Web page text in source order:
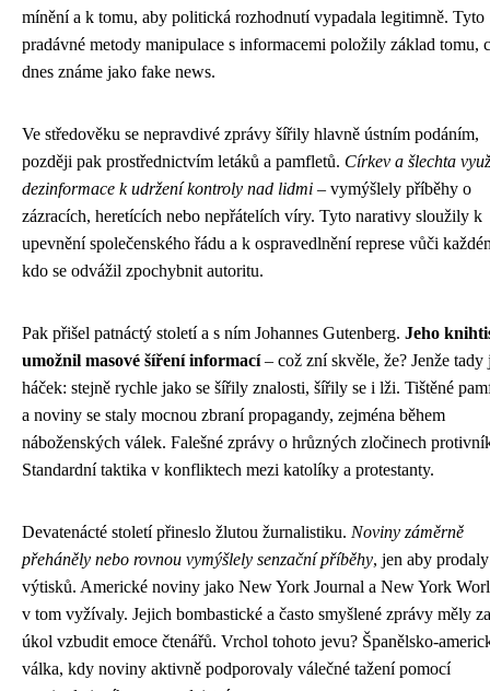
mínění a k tomu, aby politická rozhodnutí vypadala legitimně. Tyto
pradávné metody manipulace s informacemi položily základ tomu,
dnes známe jako fake news.
Ve středověku se nepravdivé zprávy šířily hlavně ústním podáním,
později pak prostřednictvím letáků a pamfletů. Církev a šlechta
dezinformace k udržení kontroly nad lidmi – vymýšlely příběhy o
zázracích, heretících nebo nepřátelích víry. Tyto narativy sloužily k
upevnění společenského řádu a k ospravedlnění represe vůči
kdo se odvážil zpochybnit autoritu.
Pak přišel patnáctý století a s ním Johannes Gutenberg. Jeho
umožnil masové šíření informací– což zní skvěle, že? Jenže tady
háček: stejně rychle jako se šířily znalosti, šířily se i lži. Tištěné
a noviny se staly mocnou zbraní propagandy, zejména během
náboženských válek. Falešné zprávy o hrůzných zločinech
Standardní taktika v konfliktech mezi katolíky a protestanty.
Devatenácté století přineslo žlutou žurnalistiku. Noviny záměrně
přeháněly nebo rovnou vymýšlely senzační příběhy, jen aby
výtisků. Americké noviny jako New York Journal a New York
v tom vyžívaly. Jejich bombastické a často smyšlené zprávy měly za
úkol vzbudit emoce čtenářů. Vrchol tohoto jevu? Španělsko-
válka, kdy noviny aktivně podporovaly válečné tažení pomocí